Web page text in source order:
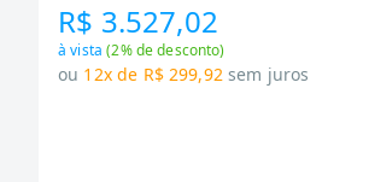
R$ 3.527,02
à vista(2% de desconto)
ou 12x de R$ 299,92 sem juros